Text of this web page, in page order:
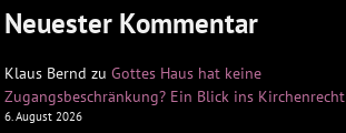
Neuester Kommentar
Klaus Bernd zu Gottes Haus hat keine
Zugangsbeschränkung? Ein Blick ins Kirchenrecht
6. August 2026